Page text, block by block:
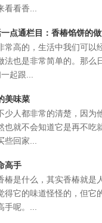
看香...
点通栏目：香椿馅饼的
常高的，生活中我们可以
法也是非常简单的。那么
起跟...
美味菜
少人都非常的清楚，因为
也就不会知道它是再不吃
回家...
高手
椿是什么，其实香椿就是
得它的味道怪怪的，但它
呢。...